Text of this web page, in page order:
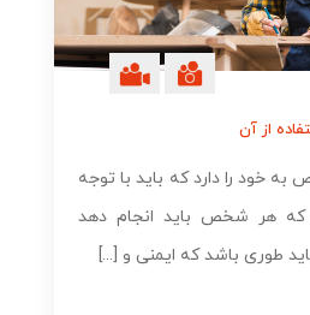
از آن
خود را دارد که باید با توجه
که هر شخص باید انجام دهد
طوری باشد که ایمنی و [...]